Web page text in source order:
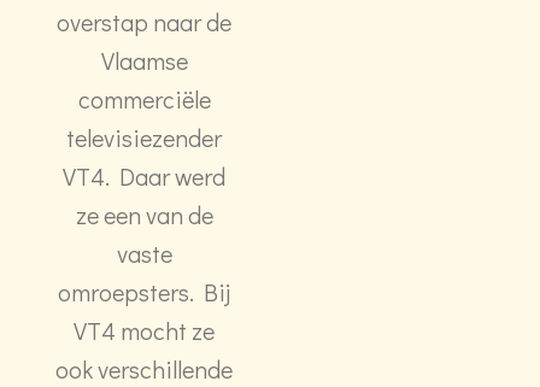
overstap naar de
Vlaamse
commerciële
televisiezender
VT4. Daar werd
ze een van de
vaste
omroepsters. Bij
VT4 mocht ze
ook verschillende